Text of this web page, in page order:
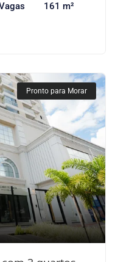
161 m²
Pronto para Morar